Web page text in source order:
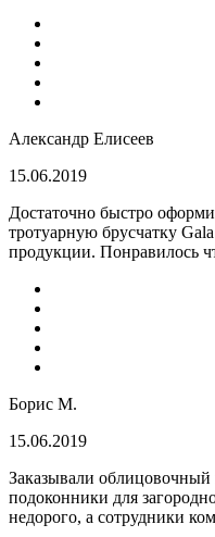
Александр Елисеев
15.06.2019
Достаточно быстро
тротуарную брусчатку
продукции. Понравилось
Борис М.
15.06.2019
Заказывали
подоконники для
недорого, а сотрудники